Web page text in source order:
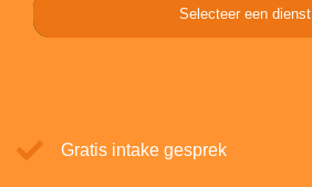
Selecteer een dienst
Gratis intake gesprek